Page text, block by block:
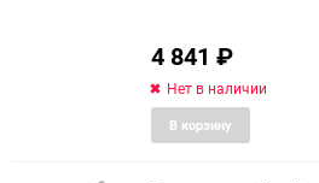
4 841 ₽
Нет в наличии
В корзину